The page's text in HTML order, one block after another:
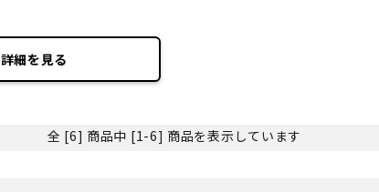
詳細を見る
全 [6] 商品中 [1-6] 商品を表示しています